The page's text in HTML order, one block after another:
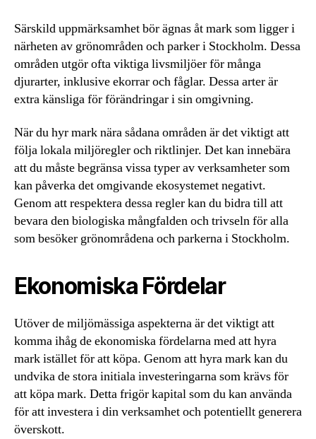
Särskild uppmärksamhet bör ägnas åt mark som ligger i
närheten av grönområden och parker i Stockholm. Dessa
områden utgör ofta viktiga livsmiljöer för många
djurarter, inklusive ekorrar och fåglar. Dessa arter är
extra känsliga för förändringar i sin omgivning.
När du hyr mark nära sådana områden är det viktigt att
följa lokala miljöregler och riktlinjer. Det kan innebära
att du måste begränsa vissa typer av verksamheter som
kan påverka det omgivande ekosystemet negativt.
Genom att respektera dessa regler kan du bidra till att
bevara den biologiska mångfalden och trivseln för alla
som besöker grönområdena och parkerna i Stockholm.
Ekonomiska Fördelar
Utöver de miljömässiga aspekterna är det viktigt att
komma ihåg de ekonomiska fördelarna med att hyra
mark istället för att köpa. Genom att hyra mark kan du
undvika de stora initiala investeringarna som krävs för
att köpa mark. Detta frigör kapital som du kan använda
för att investera i din verksamhet och potentiellt generera
överskott.